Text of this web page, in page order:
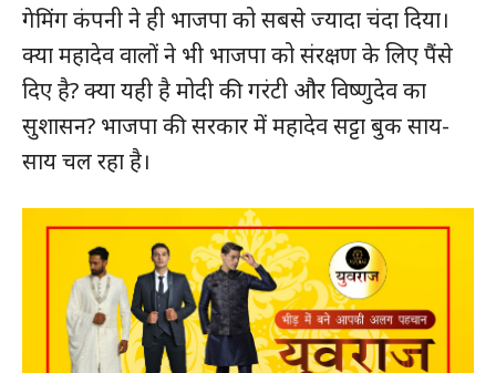
गेमिंग कंपनी ने ही भाजपा को सबसे ज्यादा चंदा दिया।
क्या महादेव वालों ने भी भाजपा को संरक्षण के लिए पैंसे
दिए है? क्या यही है मोदी की गरंटी और विष्णुदेव का
सुशासन? भाजपा की सरकार में महादेव सट्टा बुक साय-
साय चल रहा है।